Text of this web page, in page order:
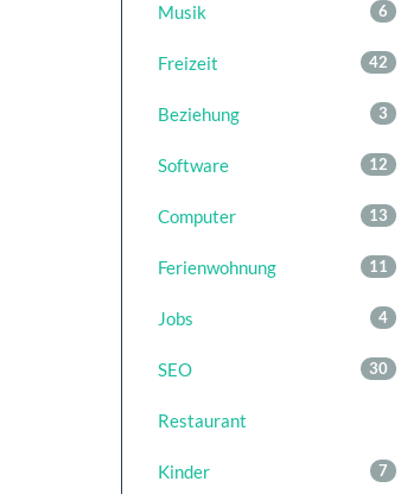
6
Musik
42
Freizeit
3
Beziehung
12
Software
13
Computer
11
Ferienwohnung
4
Jobs
30
SEO
Restaurant
7
Kinder